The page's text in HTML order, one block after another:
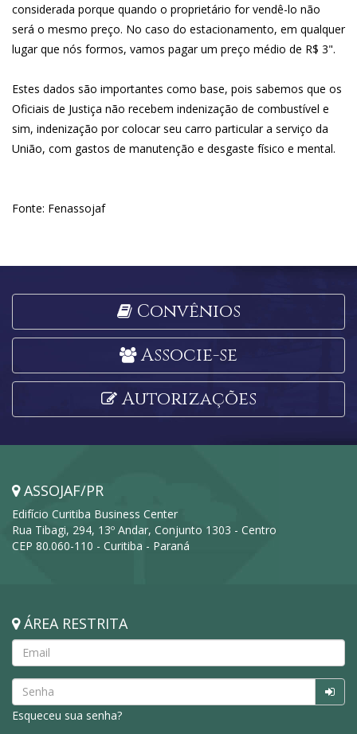
considerada porque quando o proprietário for vendê-lo não
será o mesmo preço. No caso do estacionamento, em qualquer
lugar que nós formos, vamos pagar um preço médio de R$ 3".
Estes dados são importantes como base, pois sabemos que os
Oficiais de Justiça não recebem indenização de combustível e
sim, indenização por colocar seu carro particular a serviço da
União, com gastos de manutenção e desgaste físico e mental.
Fonte: Fenassojaf
Convênios
Associe-se
Autorizações
ASSOJAF/PR
Edifício Curitiba Business Center
Rua Tibagi, 294, 13º Andar, Conjunto 1303 - Centro
CEP 80.060-110 - Curitiba - Paraná
ÁREA RESTRITA
Esqueceu sua senha?